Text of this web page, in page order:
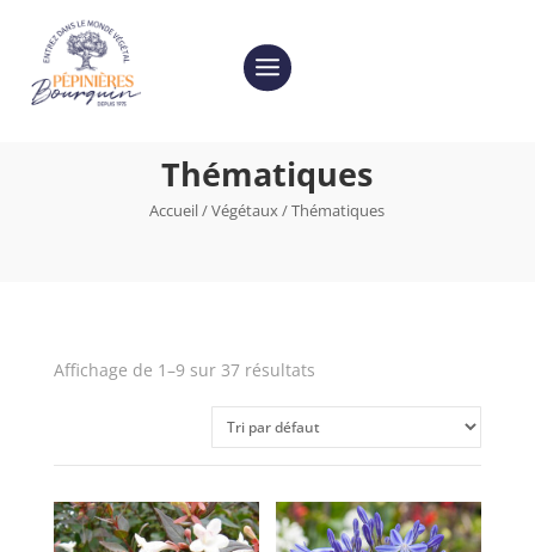
Thématiques
Accueil/Végétaux/ Thématiques
Affichage de 1–9 sur 37 résultats